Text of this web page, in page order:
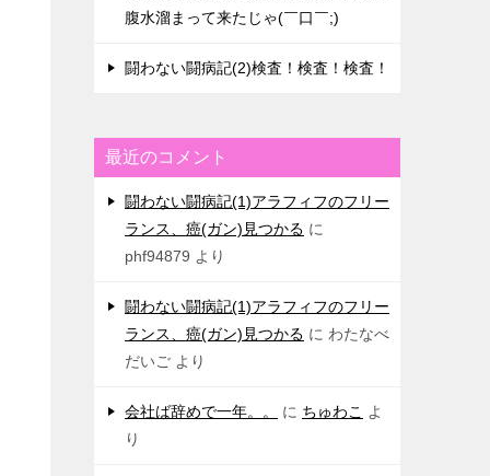
腹水溜まって来たじゃ(￣口￣;)
闘わない闘病記(2)検査！検査！検査！
最近のコメント
闘わない闘病記(1)アラフィフのフリー
ランス、癌(ガン)見つかる に
phf94879 より
闘わない闘病記(1)アラフィフのフリー
ランス、癌(ガン)見つかる に わたなべ
だいご より
会社ば辞めで一年。。 に ちゅわこ
よ
り